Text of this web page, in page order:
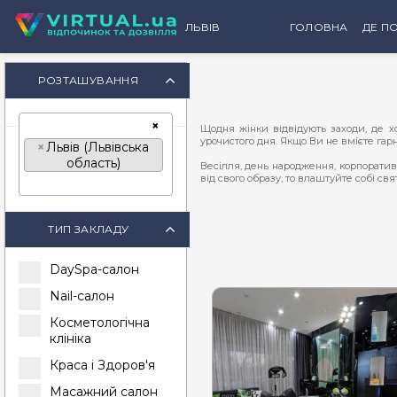
ЛЬВІВ ГОЛОВНА ДЕ
РОЗТАШУВАННЯ
×
×Львів (Львівська
область)
ТИП ЗАКЛАДУ
DaySpa-салон
Nail-салон
Косметологічна
клініка
Краса і Здоров'я
Масажний салон
Щодня жінки відвідують заходи, де
урочистого дня. Якщо Ви не вмієте
Весілля, день народження,
від свого образу, то влаштуйте собі
Якщо Ви «крутитеся» в колах шоу-
Не обов‘язково користуватися
Не важливо з нагоди, чи ні. Але